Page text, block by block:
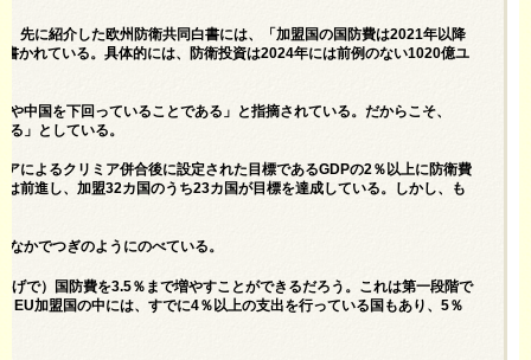
先に紹介した欧州防衛共同白書には、「加盟国の国防費は2021年以降
かれている。具体的には、防衛投資は2024年には前例のない1020億ユ
中国を下回っていることである」と指摘されている。だからこそ、
」としている。
によるクリミア併合後に設定された目標であるGDPの2％以上に防衛費
前進し、加盟32カ国のうち23カ国が目標を達成している。しかし、も
なかでつぎのようにのべている。
で）国防費を3.5％まで増やすことができるだろう。これは第一段階で
EU加盟国の中には、すでに4％以上の支出を行っている国もあり、5％